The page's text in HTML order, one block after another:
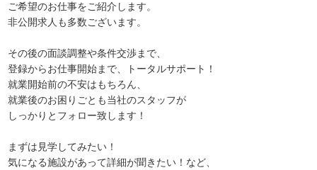
ご希望のお仕事をご紹介します。
非公開求人も多数ございます。
その後の面談調整や条件交渉まで、
登録からお仕事開始まで、トータルサポート！
就業開始前の不安はもちろん、
就業後のお困りごとも当社のスタッフが
しっかりとフォロー致します！
まずは見学してみたい！
気になる施設があって詳細が聞きたい！など、